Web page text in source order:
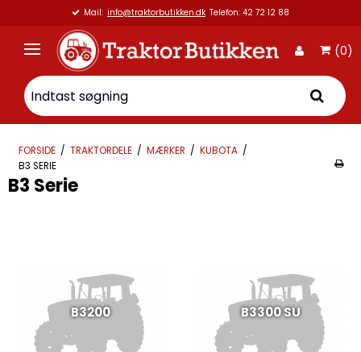
Mail: info@traktorbutikken.dk Telefon: 42 72 12 88
(0)
FORSIDE / TRAKTORDELE / MÆRKER / KUBOTA /
B3 SERIE
B3 Serie
B3200 B3300 SU